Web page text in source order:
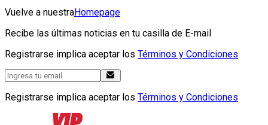
Vuelve a nuestraHomepage
Recibe las últimas noticias en tu casilla de E-mail
Registrarse implica aceptar los Términos y Condiciones
Registrarse implica aceptar los Términos y Condiciones